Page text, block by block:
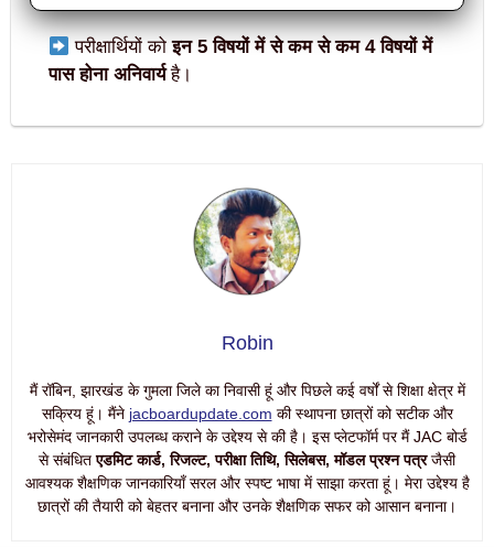
परीक्षार्थियों कोइन 5 विषयों में से कम से कम 4 विषयों में
पास होना अनिवार्यहै।
Robin
मैं रॉबिन, झारखंड के गुमला जिले का निवासी हूं और पिछले कई वर्षों से शिक्षा क्षेत्र में
सक्रिय हूं। मैंने jacboardupdate.com की स्थापना छात्रों को सटीक और
भरोसेमंद जानकारी उपलब्ध कराने के उद्देश्य से की है। इस प्लेटफॉर्म पर मैं JAC बोर्ड
से संबंधितएडमिट कार्ड, रिजल्ट, परीक्षा तिथि, सिलेबस, मॉडल प्रश्न पत्रजैसी
आवश्यक शैक्षणिक जानकारियाँ सरल और स्पष्ट भाषा में साझा करता हूं। मेरा उद्देश्य है
छात्रों की तैयारी को बेहतर बनाना और उनके शैक्षणिक सफर को आसान बनाना।